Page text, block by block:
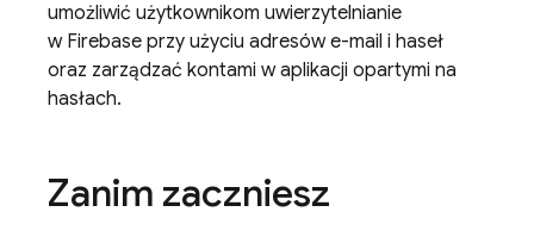
umożliwić użytkownikom uwierzytelnianie
w Firebase przy użyciu adresów e-mail i haseł
oraz zarządzać kontami w aplikacji opartymi na
hasłach.
Zanim zaczniesz